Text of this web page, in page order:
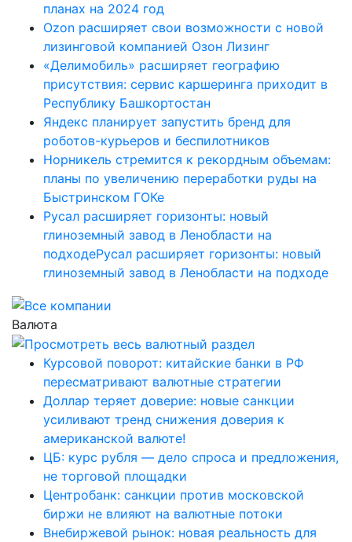
планах на 2024 год
Ozon расширяет свои возможности с новой
лизинговой компанией Озон Лизинг
«Делимобиль» расширяет географию
присутствия: сервис каршеринга приходит в
Республику Башкортостан
Яндекс планирует запустить бренд для
роботов-курьеров и беспилотников
Норникель стремится к рекордным объемам:
планы по увеличению переработки руды на
Быстринском ГОКе
Русал расширяет горизонты: новый
глиноземный завод в Ленобласти на
подходеРусал расширяет горизонты: новый
глиноземный завод в Ленобласти на подходе
Валюта
Курсовой поворот: китайские банки в РФ
пересматривают валютные стратегии
Доллар теряет доверие: новые санкции
усиливают тренд снижения доверия к
американской валюте!
ЦБ: курс рубля — дело спроса и предложения,
не торговой площадки
Центробанк: санкции против московской
биржи не влияют на валютные потоки
Внебиржевой рынок: новая реальность для